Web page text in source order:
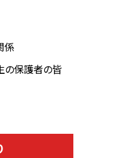
係
の保護者の皆